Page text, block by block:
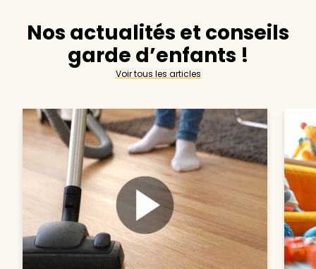
Nos actualités et conseils
garde d’enfants !
Voir tous les articles